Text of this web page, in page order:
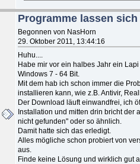
Programme lassen
Begonnen von NasHorn
29. Oktober 2011, 13:44:16
Huhu....
Habe mir vor ein halbes Jahr ein Lapi
Windows 7 - 64 Bit.
Mit dem hab ich schon immer die
installieren kann, wie z.B. Antivir,
Der Download läuft einwandfrei, ich
Installation und mitten drin bricht der
nicht gefunden" oder so ähnlich.
Damit hatte sich das erledigt.
Alles mögliche schon probiert von
aus.
Finde keine Lösung und wirklich gut